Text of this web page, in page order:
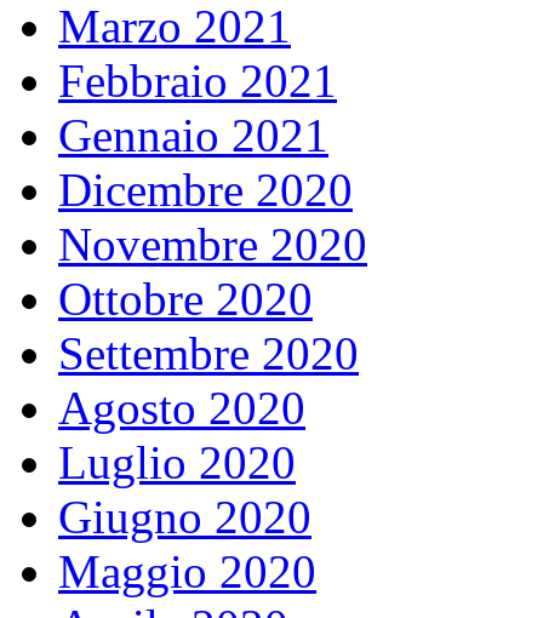
Marzo 2021
Febbraio 2021
Gennaio 2021
Dicembre 2020
Novembre 2020
Ottobre 2020
Settembre 2020
Agosto 2020
Luglio 2020
Giugno 2020
Maggio 2020